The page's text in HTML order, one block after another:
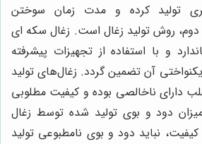
تولید کرده و مدت زمان سوختن
دوم، روش تولید زغال است. زغال سکه ای
و با استفاده از تجهیزات پیشرفته
آن تضمین گردد. زغال‌های تولید
دارای ناخالصی بوده و کیفیت مطلوبی
دود و بوی تولید شده توسط زغال
نباید دود و بوی نامطبوعی تولید